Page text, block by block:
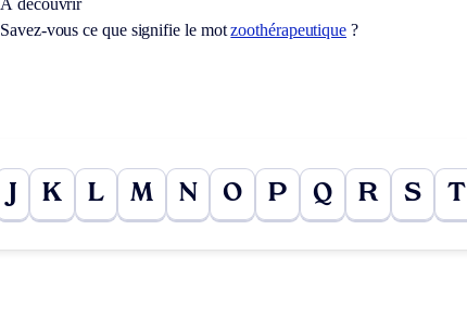
À découvrir
Savez-vous ce que signifie le motzoothérapeutique ?
J K L M N O P Q R S T